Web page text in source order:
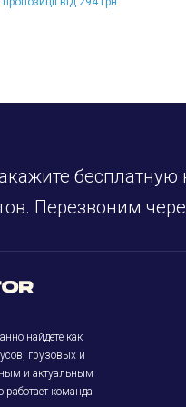
бесплатную
Перезвоним
найдёте как
грузовых и
и актуальным
работает команда